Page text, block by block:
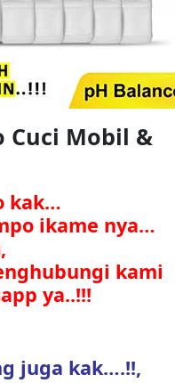
Cuci Mobil &
kak…
ikame nya…
kami
ya..!!!
juga kak….!!,